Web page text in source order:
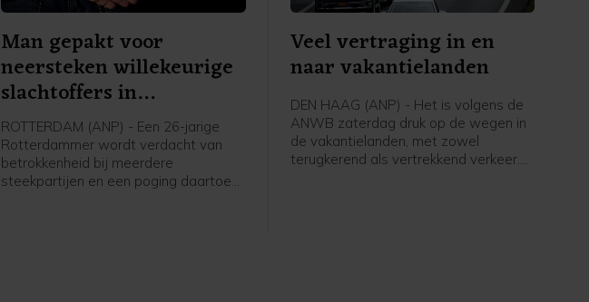
Man gepakt voor
neersteken willekeurige
slachtoffers in
Rotterdam
ROTTERDAM (ANP) - Een 26-jarige
Rotterdammer wordt verdacht van
betrokkenheid bij meerdere
steekpartijen en een poging daartoe
Veel vertraging in en
naar vakantielanden
DEN HAAG (ANP) - Het is volgens de
ANWB zaterdag druk op de wegen in
de vakantielanden, met zowel
terugkerend als vertrekkend verkeer.